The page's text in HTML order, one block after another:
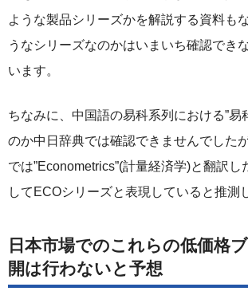
ような製品シリーズかを解説する資料も
うなシリーズなのかはいまいち確認でき
います。
ちなみに、中国語の易科系列における”易
のか中日辞典では確認できませんでした
では”Econometrics”(計量経済学)と翻訳し
してECOシリーズと表現していると推測
日本市場でのこれらの低価格
開は行わないと予想